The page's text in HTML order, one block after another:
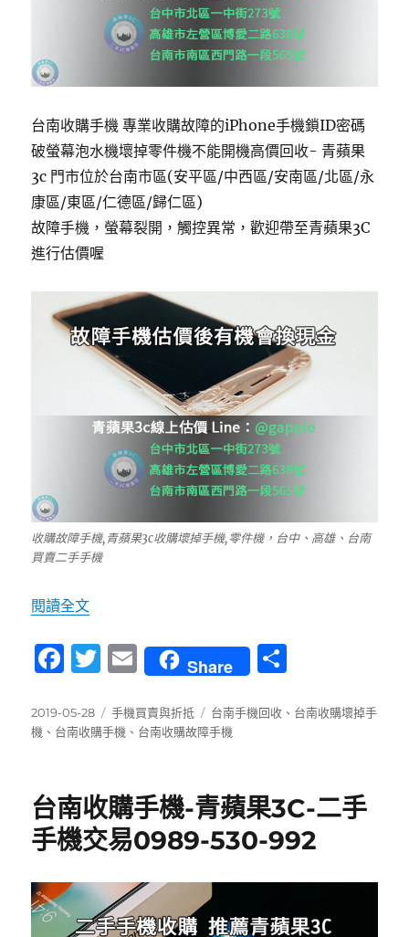
台南收購手機 專業收購故障的iPhone手機鎖ID密碼
破螢幕泡水機壞掉零件機不能開機高價回收- 青蘋果
3c 門市位於台南市區(安平區/中西區/安南區/北區/永
康區/東區/仁德區/歸仁區)
故障手機，螢幕裂開，觸控異常，歡迎帶至青蘋果3C
進行估價喔
收購故障手機,青蘋果3c收購壞掉手機,零件機，台中、高雄、台南
買賣二手手機
閱讀全文〈台南收購故障手機-手機摔到-螢幕破裂-青蘋
F
c
e
o
o
k
T
it
te
E
m
ai
l
Share
發
佈
2019-05-28
分
類
手機買賣與折抵
標
籤
台南手機回收 、 台南收購壞掉手
機 、 台南收購手機 、 台南收購故障手機
台南收購手機-青蘋果3C-二手
手機交易0989-530-992